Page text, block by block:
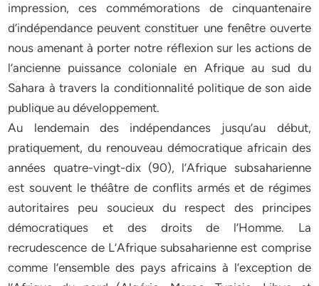
impression, ces commémorations de cinquantenaire
d’indépendance peuvent constituer une fenêtre ouverte
nous amenant à porter notre réflexion sur les actions de
l’ancienne puissance coloniale en Afrique au sud du
Sahara à travers la conditionnalité politique de son aide
publique au développement.
Au lendemain des indépendances jusqu’au début,
pratiquement, du renouveau démocratique africain des
années quatre-vingt-dix (90), l’Afrique subsaharienne
est souvent le théâtre de conflits armés et de régimes
autoritaires peu soucieux du respect des principes
démocratiques et des droits de l’Homme. La
recrudescence de L’Afrique subsaharienne est comprise
comme l’ensemble des pays africains à l’exception de